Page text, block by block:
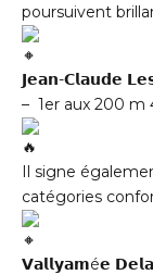
poursuivent
𝗝𝗲𝗮𝗻-𝗖𝗹𝗮𝘂𝗱𝗲
– 1er aux 200 m
Il signe
catégories
𝗩𝗮𝗹𝗹𝘆𝗮𝗺é𝗲